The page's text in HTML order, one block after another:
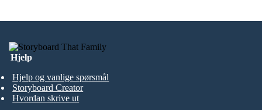
Hjelp
Hjelp og vanlige spørsmål
Storyboard Creator
Hvordan skrive ut